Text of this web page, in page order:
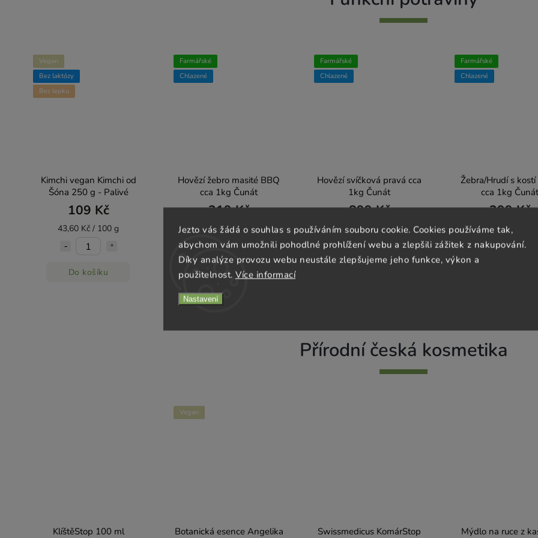
Jezto vás žádá o souhlas s používáním souboru cookie. Cookies používáme tak,
abychom vám umožnili pohodlné prohlížení webu a zlepšili zážitek z nakupování.
Díky analýze provozu webu neustále zlepšujeme jeho funkce, výkon a
použitelnost. Více informací
Nastavení
Vegan
Bez laktózy
Bez lepku
Kimchi vegan Kimchi od
Šóna 250 g - Palivé
109 Kč
43,60 Kč / 100 g
Do košíku
Farmářské
Chlazené
Hovězí žebro masité BBQ
cca 1kg Čunát
319 Kč
319 Kč / 1 kg
Do košíku
Farmářské
Chlazené
Hovězí svíčková pravá cca
1kg Čunát
899 Kč
899 Kč / 1 kg
Farmářské
Chlazené
Žebra/Hrudí s
cca 1kg Čunát
299 Kč
299 Kč / 1 kg
Přírodní česká kosmetika
KlíštěStop 100 ml
Vegan
Botanická esence Angelika
Swissmedicus KomárStop
Mýdlo na ruce z